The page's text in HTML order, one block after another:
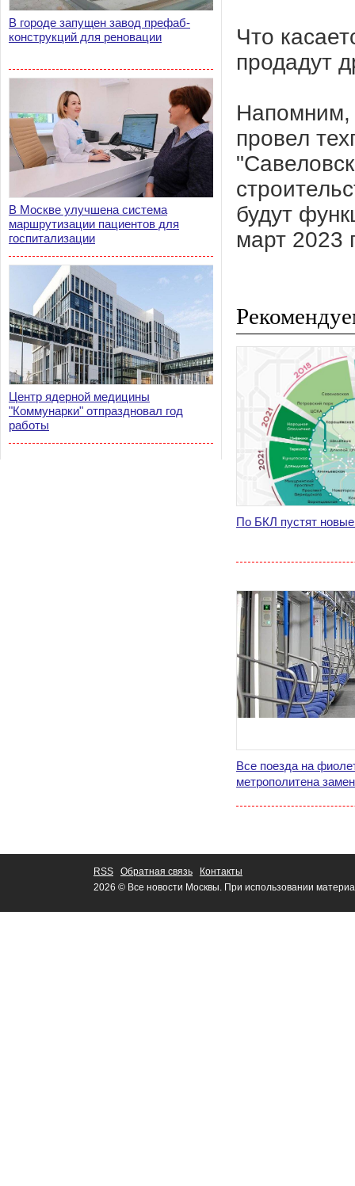
В городе запущен завод префаб-
конструкций для реновации
В Москве улучшена система
маршрутизации пациентов для
госпитализации
Центр ядерной медицины
"Коммунарки" отпраздновал год
работы
Что
продадут
Напомним,
провел
будут
март 2023
По БКЛ пустят
Все поезда на
метрополитена
RSS Обратная связь
Контакты
2026 © Все новости Москвы. При использовании